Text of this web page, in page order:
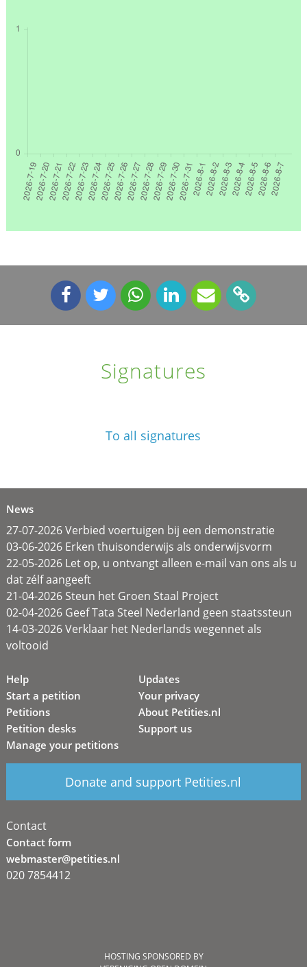
Signatures
To all signatures
News
27-07-2026 Verbied voertuigen bij een demonstratie
03-06-2026 Erken thuisonderwijs als onderwijsvorm
22-05-2026 Let op, u ontvangt alleen e-mail van ons als u
dat zélf aangeeft
21-04-2026 Steun het Groen Staal Project
02-04-2026 Geef Tata Steel Nederland geen staatssteun
14-03-2026 Verklaar het Nederlands wegennet als
voltooid
Help
Start a petition
Petitions
Petition desks
Manage your petitions
Updates
Your privacy
About Petities.nl
Support us
Donate and support Petities.nl
Contact
Contact form
webmaster@petities.nl
020 7854412
HOSTING SPONSORED BY